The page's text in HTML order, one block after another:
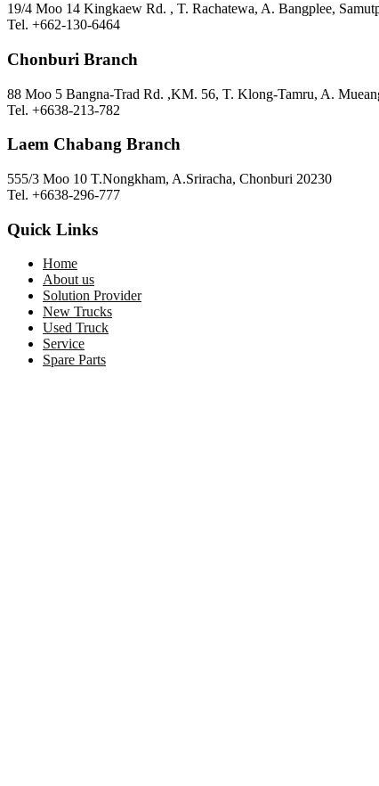
19/4 Moo 14 Kingkaew Rd. , T. Rachatewa, A. Bangplee,
Tel. +662-130-6464
Chonburi Branch
88 Moo 5 Bangna-Trad Rd. ,KM. 56, T. Klong-Tamru, A.
Tel. +6638-213-782
Laem Chabang Branch
555/3 Moo 10 T.Nongkham, A.Sriracha, Chonburi 20230
Tel. +6638-296-777
Quick Links
Home
About us
Solution Provider
New Trucks
Used Truck
Service
Spare Parts